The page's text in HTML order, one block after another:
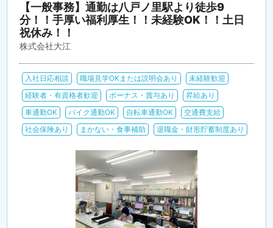
【一般事務】通勤は八戸ノ里駅より徒歩9
分！！手厚い福利厚生！！未経験OK！！土日
祝休み！！
株式会社大江
入社日応相談 職場見学OKまたは説明会あり
未経験歓迎
経験者・有資格者歓迎
ボーナス・賞与あり
昇給あり
車通勤OK
バイク通勤OK 自転車通勤OK
交通費支給
社会保険あり
まかない・食事補助 退職金・財形貯蓄制度あり